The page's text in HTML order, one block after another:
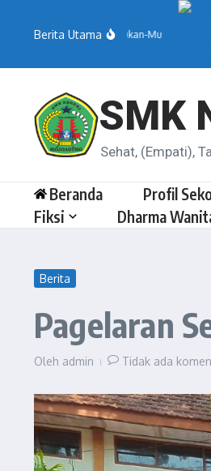
Berita Utama
Menemukan-Mu
SMK
Sehat, (Empati),
Beranda Profil
Fiksi
Dharma
Berita
Pagelaran
Oleh admin Tidak ada